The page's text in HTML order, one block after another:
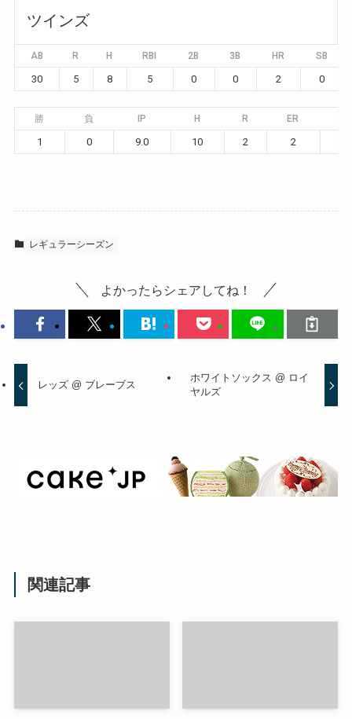
ツインズ
AB R H RBI 2B 3B HR SB
30 5 8 5 0 0 2 0
勝 負 IP H R ER
1 0 9.0 10 2 2
レギュラーシーズン
よかったらシェアしてね！
レッズ @ ブレーブス
ホワイトソックス @ ロイ
ヤルズ
関連記事